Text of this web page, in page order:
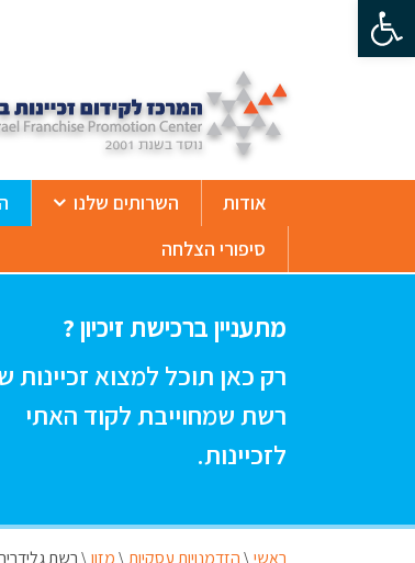
פתח סרגל נגישות
אודות השרותים שלנו
סיפורי הצלחה
מתעניין ברכישת זיכיון ?
רק כאן תוכל למצוא זכיינות
רשת שמחוייבת לקוד האתי
לזכיינות.
ראשי\הזדמנויות עסקיות\מזון\רשת